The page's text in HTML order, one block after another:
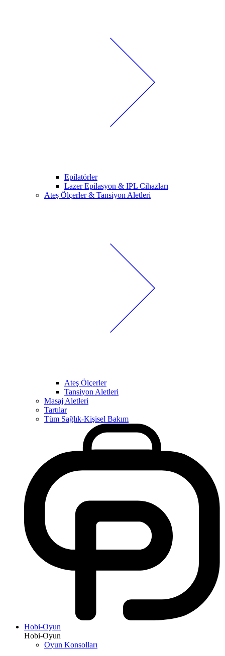
Epilatörler
Lazer Epilasyon & IPL Cihazları
Ateş Ölçerler & Tansiyon Aletleri
Ateş Ölçerler
Tansiyon Aletleri
Masaj Aletleri
Tartılar
Tüm Sağlık-Kişisel Bakım
Hobi-Oyun
Hobi-Oyun
Oyun Konsolları